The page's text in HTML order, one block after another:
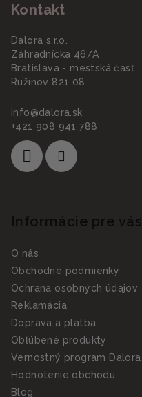
Kontakt
Dalora s.r.o.
Záhradnícka 46/A
Bratislava - mestská časť
Ružinov 821 08
info@dalora.sk
+421 908 941 788
Informácie pre vás
O nás
Obchodné podmienky
Ochrana osobných údajov
Reklamácia
Doprava a platba
Obľúbené produkty
Vernostný program Dalora
Hodnotenie obchodu
Blog